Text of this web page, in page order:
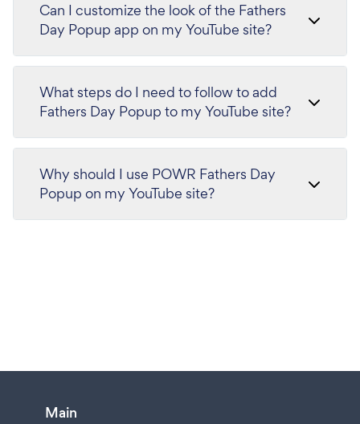
Can I customize the look of the Fathers
Day Popup app on my YouTube site?
What steps do I need to follow to add
Fathers Day Popup to my YouTube site?
Why should I use POWR Fathers Day
Popup on my YouTube site?
Main